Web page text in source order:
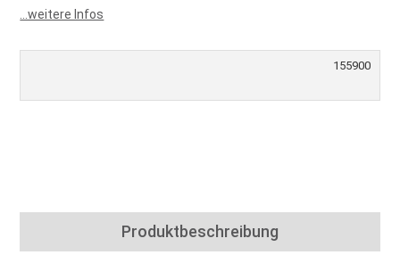
...weitere Infos
155900
Produktbeschreibung